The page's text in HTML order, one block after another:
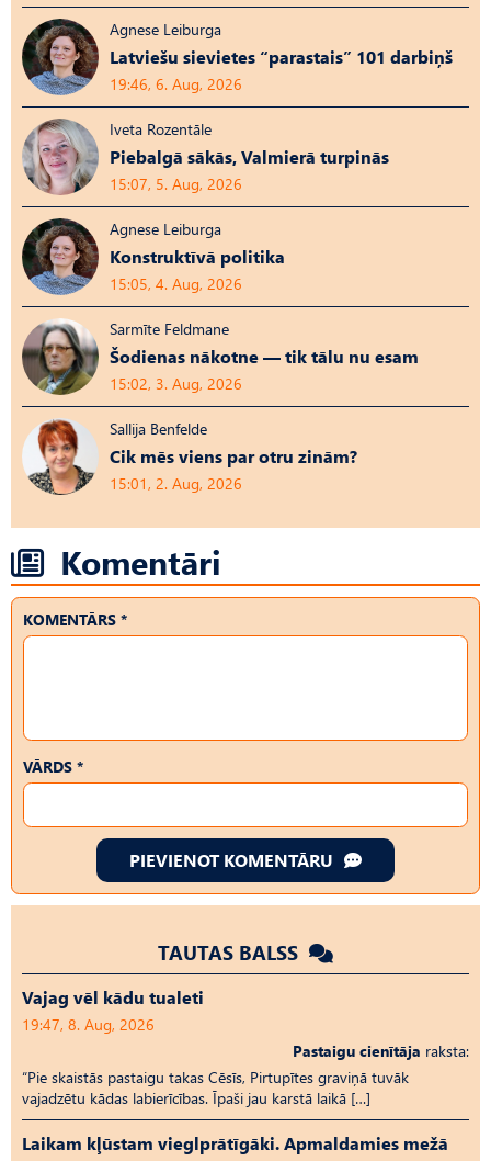
Agnese Leiburga
Latviešu sievietes “parastais” 101 darbiņš
19:46, 6. Aug, 2026
Iveta Rozentāle
Piebalgā sākās, Valmierā turpinās
15:07, 5. Aug, 2026
Agnese Leiburga
Konstruktīvā politika
15:05, 4. Aug, 2026
Sarmīte Feldmane
Šodienas nākotne — tik tālu nu esam
15:02, 3. Aug, 2026
Sallija Benfelde
Cik mēs viens par otru zinām?
15:01, 2. Aug, 2026
Komentāri
KOMENTĀRS *
VĀRDS *
PIEVIENOT KOMENTĀRU
TAUTAS BALSS
Vajag vēl kādu tualeti
19:47, 8. Aug, 2026
Pastaigu cienītāja raksta:
“Pie skaistās pastaigu takas Cēsīs, Pirtupītes graviņā tuvāk
vajadzētu kādas labierīcības. Īpaši jau karstā laikā […]
Laikam kļūstam vieglprātīgāki. Apmaldamies mežā